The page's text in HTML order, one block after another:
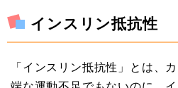
インスリン抵抗性
「インスリン抵抗性」とは、